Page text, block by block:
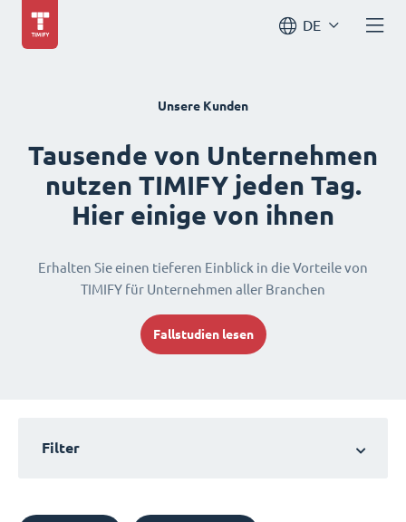
DE
Unsere Kunden
Tausende von Unternehmen
nutzen TIMIFY jeden Tag.
Hier einige von ihnen
Erhalten Sie einen tieferen Einblick in die Vorteile von
TIMIFY für Unternehmen aller Branchen
Fallstudien lesen
Filter